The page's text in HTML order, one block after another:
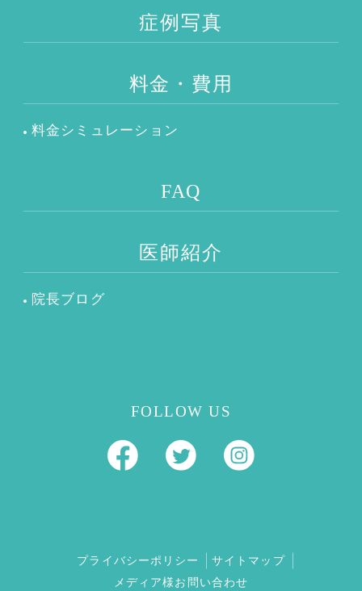
症例写真
料金・費用
料金シミュレーション
FAQ
医師紹介
院長ブログ
FOLLOW US
プライバシーポリシー
サイトマップ
メディア様お問い合わせ